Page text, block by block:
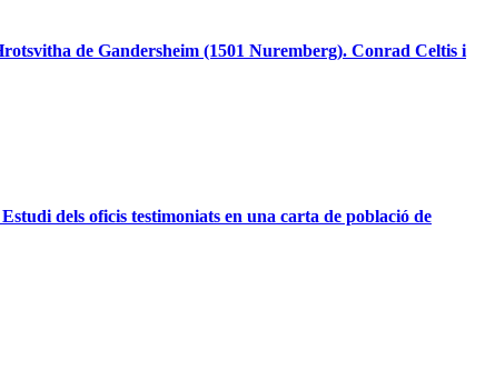
de Gandersheim (1501 Nuremberg). Conrad Celtis i
dels oficis testimoniats en una carta de població de